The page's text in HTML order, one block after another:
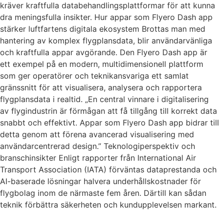
kräver kraftfulla databehandlingsplattformar för att kunna
dra meningsfulla insikter. Hur appar som Flyero Dash app
stärker luftfartens digitala ekosystem Brottas man med
hantering av komplex flygplansdata, blir användarvänliga
och kraftfulla appar avgörande. Den Flyero Dash app är
ett exempel på en modern, multidimensionell plattform
som ger operatörer och teknikansvariga ett samlat
gränssnitt för att visualisera, analysera och rapportera
flygplansdata i realtid. „En central vinnare i digitalisering
av flygindustrin är förmågan att få tillgång till korrekt data
snabbt och effektivt. Appar som Flyero Dash app bidrar till
detta genom att förena avancerad visualisering med
användarcentrerad design.” Teknologiperspektiv och
branschinsikter Enligt rapporter från International Air
Transport Association (IATA) förväntas dataprestanda och
AI-baserade lösningar halvera underhållskostnader för
flygbolag inom de närmaste fem åren. Därtill kan sådan
teknik förbättra säkerheten och kundupplevelsen markant.